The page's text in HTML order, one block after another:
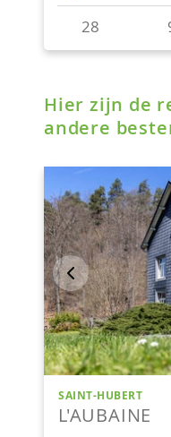
Hier zijn de
andere